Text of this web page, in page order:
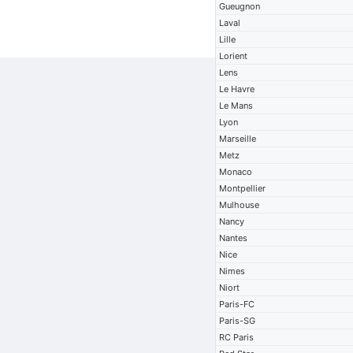
Gueugnon
Laval
Lille
Lorient
Lens
Le Havre
Le Mans
Lyon
Marseille
Metz
Monaco
Montpellier
Mulhouse
Nancy
Nantes
Nice
Nimes
Niort
Paris-FC
Paris-SG
RC Paris